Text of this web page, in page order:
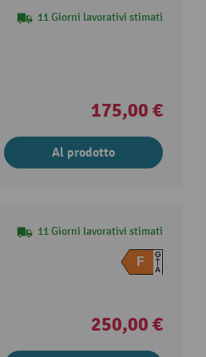
11 Giorni lavorativi stimati
175,00 €
Al prodotto
11 Giorni lavorativi stimati
F
G
A
250,00 €